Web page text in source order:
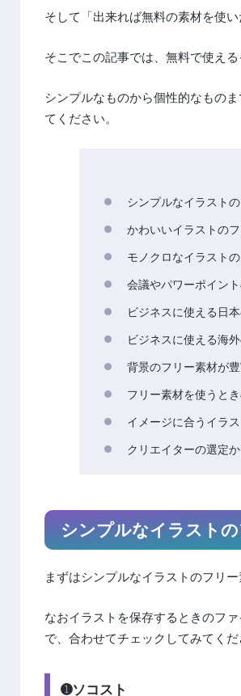
そして「出来れば無料の素材を使
そこでこの記事では、無料で使え
シンプルなものから個性的なもの
てください。
シンプルなイラスト
かわいいイラストの
モノクロなイラスト
会議やパワーポイン
ビジネスに使える日
ビジネスに使える海
背景のフリー素材が
フリー素材を使うと
イメージに合うイラ
クリエイターの選定
シンプルなイラスト
まずはシンプルなイラストのフリ
なおイラストを保存するときのフ
で、合わせてチェックしてみてくだ
➊ソコスト